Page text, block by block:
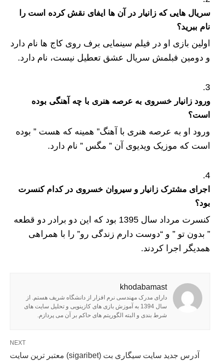
سریال هایی که زانیار در آن ها ایفای نقش کرده است را
نام ببرید؟
اولین بازی او در فیلم سینمایی برف روی کاج ها نام دارد
و دومین فبلمش سریال عشق تعطیل نیست، نام دارد.
ورود زانیار خسروی به عرصه هنری با چه آهنگی بوده
است؟
ورود او به عرصه هنری با آهنگ” همینه که هست ” بوده
است که موزیک ویدیوی آن ” مگس ” نام دارد.
اجرای مشترک زانیار و سیروان خسروی در کدام کنسرت
بود؟
کنسرت مرداد سال 1395 بود که این دو برادر دو قطعه
” بدون تو ” و “دوست دارم زندگی رو” را با همراهی
همدیگر اجرا کردند.
khodabamast
دارای مدرک مهندسی نرم افزار از دانشگاه شریف هستم. از
سال 1394 به آموزش بازی های کازینویی و تحلیل سایت های
شرط بندی و البته الگوریتم های حاکم بر آن می پردازم.
NEXT
آدرس جدید سایت سیگاری بت (sigaribet) معتبر ترین سایت